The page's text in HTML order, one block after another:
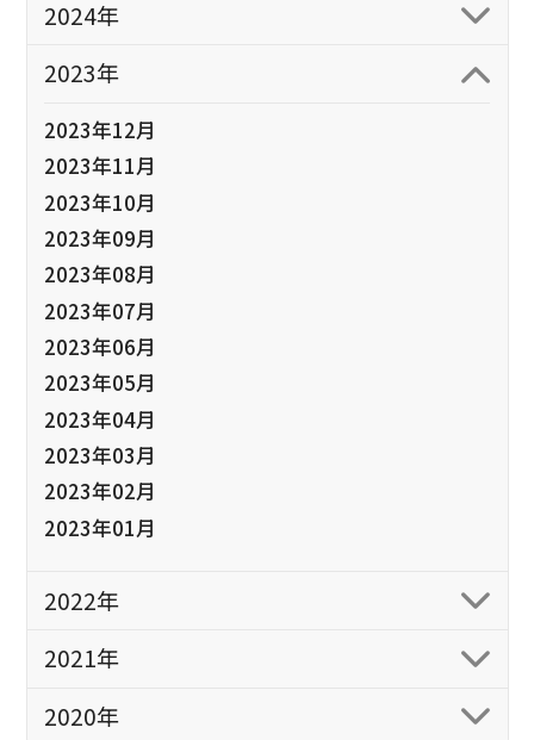
2024年
2023年
2023年12月
2023年11月
2023年10月
2023年09月
2023年08月
2023年07月
2023年06月
2023年05月
2023年04月
2023年03月
2023年02月
2023年01月
2022年
2021年
2020年